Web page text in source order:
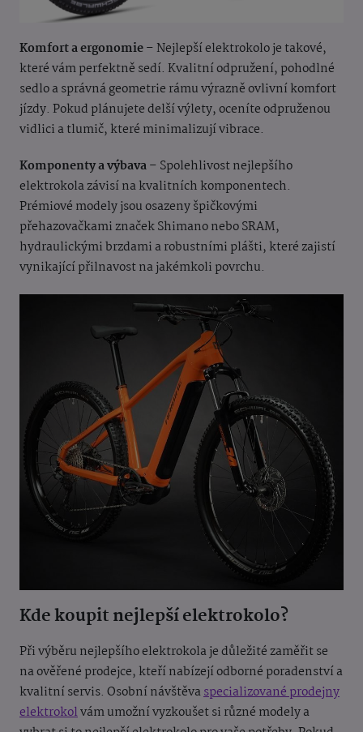
Komfort a ergonomie– Nejlepší elektrokolo je takové,
které vám perfektně sedí. Kvalitní odpružení, pohodlné
sedlo a správná geometrie rámu výrazně ovlivní komfort
jízdy. Pokud plánujete delší výlety, oceníte odpruženou
vidlici a tlumič, které minimalizují vibrace.
Komponenty a výbava– Spolehlivost nejlepšího
elektrokola závisí na kvalitních komponentech.
Prémiové modely jsou osazeny špičkovými
přehazovačkami značek Shimano nebo SRAM,
hydraulickými brzdami a robustními plášti, které zajistí
vynikající přilnavost na jakémkoli povrchu.
Kde koupit nejlepší elektrokolo?
Při výběru nejlepšího elektrokola je důležité zaměřit se
na ověřené prodejce, kteří nabízejí odborné poradenství a
kvalitní servis. Osobní návštěvaspecializované prodejny
elektrokolvám umožní vyzkoušet si různé modely a